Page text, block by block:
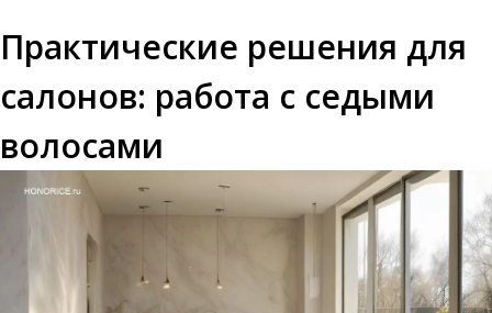
Практические решения для
салонов: работа с седыми
волосами